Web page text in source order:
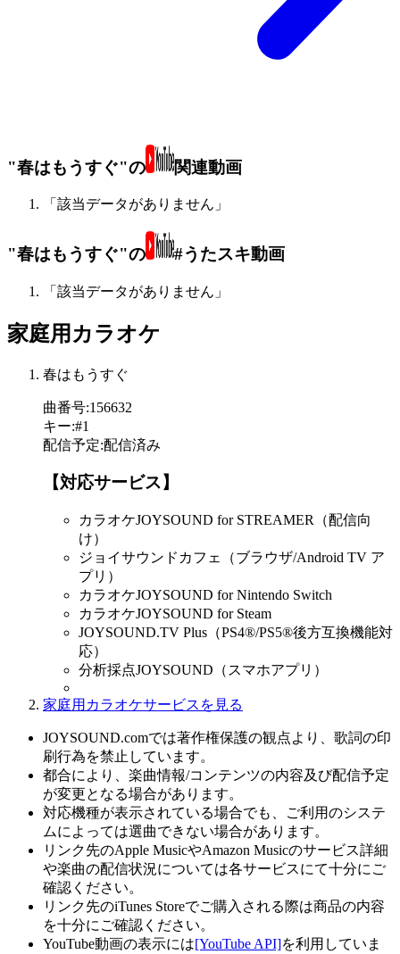
"春はもうすぐ"の 関連動画
「該当データがありません」
"春はもうすぐ"の #うたスキ動画
「該当データがありません」
家庭用カラオケ
春はもうすぐ
曲番号:156632
キー:#1
配信予定:配信済み
【対応サービス】
カラオケJOYSOUND for STREAMER（配信向
け）
ジョイサウンドカフェ（ブラウザ/Android TV ア
プリ）
カラオケJOYSOUND for Nintendo Switch
カラオケJOYSOUND for Steam
JOYSOUND.TV Plus（PS4®/PS5®後方互換機能対
応）
分析採点JOYSOUND（スマホアプリ）
家庭用カラオケサービスを見る
JOYSOUND.comでは著作権保護の観点より、歌詞の印
刷行為を禁止しています。
都合により、楽曲情報/コンテンツの内容及び配信予定
が変更となる場合があります。
対応機種が表示されている場合でも、ご利用のシステ
ムによっては選曲できない場合があります。
リンク先のApple MusicやAmazon Musicのサービス詳細
や楽曲の配信状況については各サービスにて十分にご
確認ください。
リンク先のiTunes Storeでご購入される際は商品の内容
を十分にご確認ください。
YouTube動画の表示には[YouTube API]を利用していま